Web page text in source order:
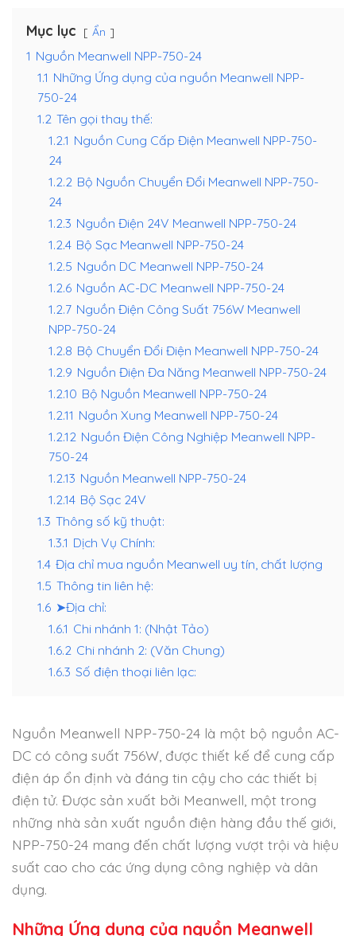
Mục lục Ẩn
1 Nguồn Meanwell NPP-750-24
1.1 Những Ứng dụng của nguồn Meanwell NPP-
750-24
1.2 Tên gọi thay thế:
1.2.1 Nguồn Cung Cấp Điện Meanwell NPP-750-
24
1.2.2 Bộ Nguồn Chuyển Đổi Meanwell NPP-750-
24
1.2.3 Nguồn Điện 24V Meanwell NPP-750-24
1.2.4 Bộ Sạc Meanwell NPP-750-24
1.2.5 Nguồn DC Meanwell NPP-750-24
1.2.6 Nguồn AC-DC Meanwell NPP-750-24
1.2.7 Nguồn Điện Công Suất 756W Meanwell
NPP-750-24
1.2.8 Bộ Chuyển Đổi Điện Meanwell NPP-750-24
1.2.9 Nguồn Điện Đa Năng Meanwell NPP-750-24
1.2.10 Bộ Nguồn Meanwell NPP-750-24
1.2.11 Nguồn Xung Meanwell NPP-750-24
1.2.12 Nguồn Điện Công Nghiệp Meanwell NPP-
750-24
1.2.13 Nguồn Meanwell NPP-750-24
1.2.14 Bộ Sạc 24V
1.3 Thông số kỹ thuật:
1.3.1 Dịch Vụ Chính:
1.4 Địa chỉ mua nguồn Meanwell uy tín, chất lượng
1.5 Thông tin liên hệ:
1.6 ➤Địa chỉ:
1.6.1 Chi nhánh 1: (Nhật Tảo)
1.6.2 Chi nhánh 2: (Văn Chung)
1.6.3 Số điện thoại liên lạc:
Nguồn Meanwell NPP-750-24 là một bộ nguồn AC-
DC có công suất 756W, được thiết kế để cung cấp
điện áp ổn định và đáng tin cậy cho các thiết bị
điện tử. Được sản xuất bởi Meanwell, một trong
những nhà sản xuất nguồn điện hàng đầu thế giới,
NPP-750-24 mang đến chất lượng vượt trội và hiệu
suất cao cho các ứng dụng công nghiệp và dân
dụng.
Những Ứng dụng của nguồn Meanwell